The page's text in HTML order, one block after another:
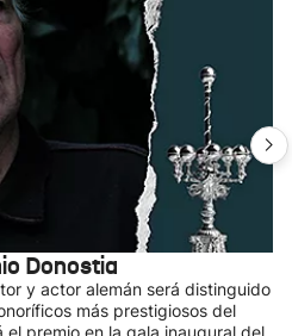
Donostia
y actor alemán será distinguido
más prestigiosos del
premio en la gala inaugural del